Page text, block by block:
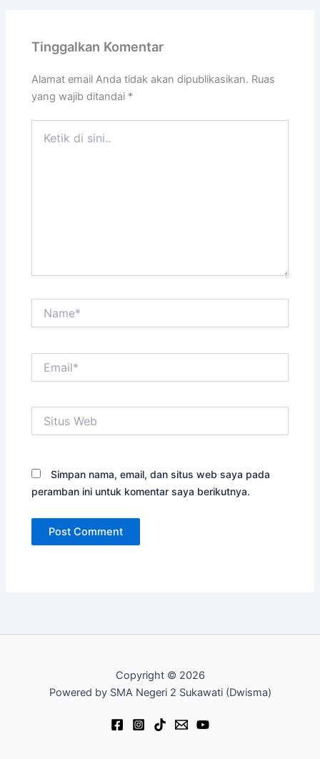
Tinggalkan Komentar
Alamat email Anda tidak akan dipublikasikan. Ruas
yang wajib ditandai *
Web
Simpan nama, email, dan situs web saya pada
peramban ini untuk komentar saya berikutnya.
Copyright © 2026
Powered by SMA Negeri 2 Sukawati (Dwisma)